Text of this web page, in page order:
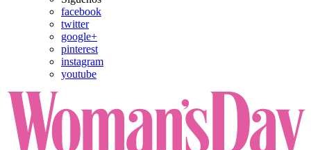
facebook
twitter
google+
pinterest
instagram
youtube